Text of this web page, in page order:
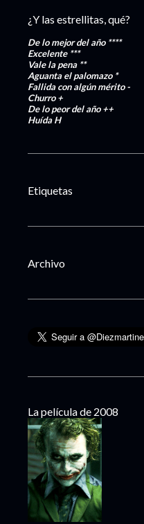
¿Y las estrellitas, qué?
De lo mejor del año ****
Excelente***
Vale la pena **
Aguanta el palomazo *
Fallida con algún mérito-
Churro+
De lo peor del año++
HuídaH
Etiquetas
Archivo
La película de 2008